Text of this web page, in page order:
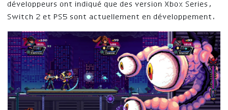
développeurs ont indiqué que des version Xbox Series,
Switch 2 et PS5 sont actuellement en développement.